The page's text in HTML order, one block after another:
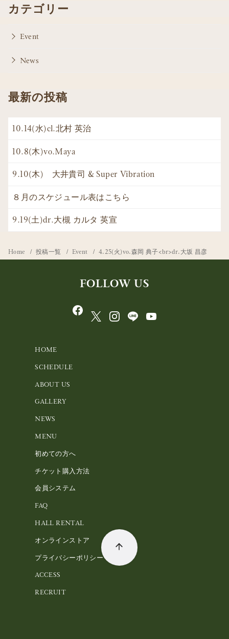
カテゴリー
Event
News
最新の投稿
10.14(水)cl.北村 英治
10.8(木)vo.Maya
9.10(木) 大井貴司 & Super Vibration
８月のスケジュール表はこちら
9.19(土)dr.大槻 カルタ 英宣
Home 投稿一覧 Event 4.25(火)vo.森岡 典子<br>dr.大坂 昌彦
FOLLOW US
HOME
SCHEDULE
ABOUT US
GALLERY
NEWS
MENU
初めての方へ
チケット購入方法
会員システム
FAQ
HALL RENTAL
オンラインストア
プライバシーポリシー
ACCESS
RECRUIT